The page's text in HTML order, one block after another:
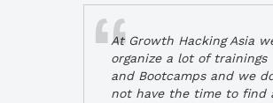
At Growth Hacking Asia
organize a lot of trainings
and Bootcamps and we
not have the time to find